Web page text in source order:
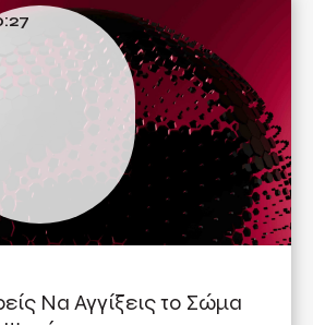
Να Αγγίξεις το Σώμα